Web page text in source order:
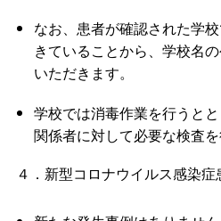
なお、患者が確認された学
きていることから、学校名
いただきます。
学校では消毒作業を行うと
関係者に対して必要な検査を
４．新型コロナウイルス感染